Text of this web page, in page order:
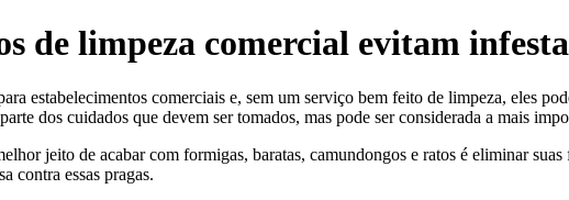
de limpeza comercial evitam
estabelecimentos comerciais e, sem um serviço bem feito de limpeza, eles
dos cuidados que devem ser tomados, mas pode ser considerada a mais
jeito de acabar com formigas, baratas, camundongos e ratos é eliminar
contra essas pragas.